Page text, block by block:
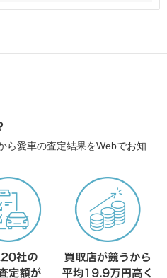
ら愛車の査定結果をWebでお知